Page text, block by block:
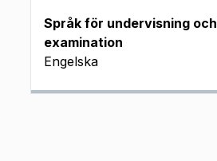
Språk för undervisning och
examination
Engelska